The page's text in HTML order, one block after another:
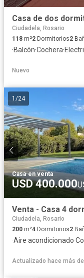
Casa de dos
Ciudadela, Rosario
118 m²2 Dormitorios2
·Balcón·Cochera·
Nuevo
1 /24
Casa·en venta
USD 400.000
Ciudadela, Rosario
200 m²4 Dormitorios2
·Aire acondicionado·
Actualizado hace más